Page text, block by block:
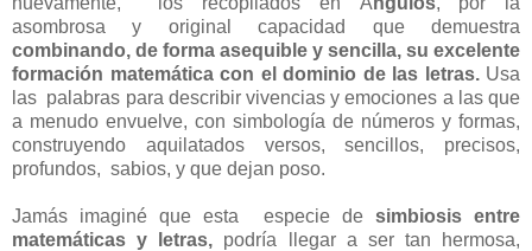
asombrosa y original capacidad que demuestra
combinando, de forma asequible y sencilla, su excelente
formación matemática con el dominio de las letras.Usa
las palabras para describir vivencias y emociones a las que
a menudo envuelve, con simbología de números y formas,
construyendo aquilatados versos, sencillos, precisos,
profundos, sabios, y que dejan poso.
Jamás imaginé que esta especie de simbiosis entre
matemáticas y letras, podría llegar a ser tan hermosa,